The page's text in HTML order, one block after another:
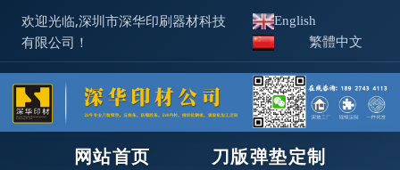
欢迎光临,深圳市深华印刷器材科技
有限公司！
English
繁體中文
网站首页
刀版弹垫定制
首页>新闻资讯>行业知识